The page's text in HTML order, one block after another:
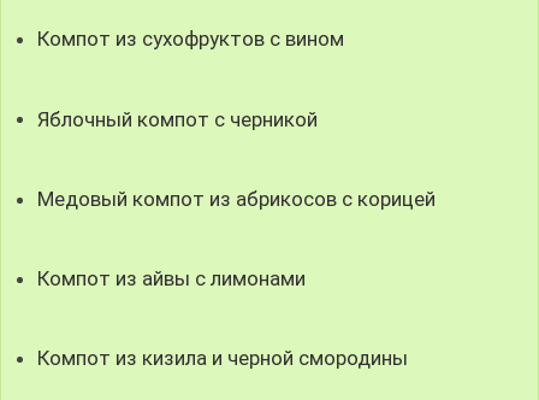
Компот из сухофруктов с вином
Яблочный компот с черникой
Медовый компот из абрикосов с корицей
Компот из айвы с лимонами
Компот из кизила и черной смородины